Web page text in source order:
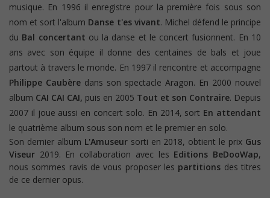
musique. En 1996 il enregistre pour la première fois sous son
nom et sort l'album Danse t'es vivant. Michel défend le principe
du Bal concertant ou la danse et le concert fusionnent. En 10
ans avec son équipe il donne des centaines de bals et joue
partout à travers le monde. En 1997 il rencontre et accompagne
Philippe Caubère dans son spectacle Aragon. En 2000 nouvel
album CAI CAI CAI, puis en 2005 Tout et son Contraire. Depuis
2007 il joue aussi en concert solo. En 2014, sort En attendant
le quatrième album sous son nom et le premier en solo.
Son dernier album L'Amuseursorti en 2018, obtient le prix Gus
Viseur 2019. En collaboration avec les Editions BeDooWap,
nous sommes ravis de vous proposer les partitions des titres
de ce dernier opus.